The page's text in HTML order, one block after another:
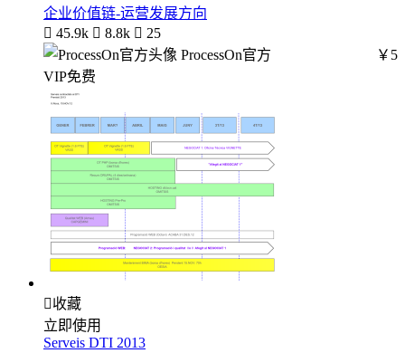
企业价值链-运营发展方向
 45.9k  8.8k  25
ProcessOn官方
￥5
VIP免费
收藏
立即使用
Serveis DTI 2013